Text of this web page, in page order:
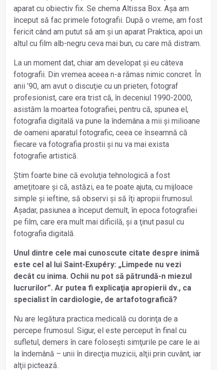
aparat cu obiectiv fix. Se chema Altissa Box. Așa am
început să fac primele fotografii. După o vreme, am fost
fericit când am putut să am și un aparat Praktica, apoi un
altul cu film alb-negru ceva mai bun, cu care mă distram.
La un moment dat, chiar am developat și eu câteva
fotografii. Din vremea aceea n-a rămas nimic concret. În
anii ’90, am avut o discuţie cu un prieten, fotograf
profesionist, care era trist că, în deceniul 1990-2000,
asistăm la moartea fotografiei, pentru că, spunea el,
fotografia digitală va pune la îndemâna a mii și milioane
de oameni aparatul fotografic, ceea ce înseamnă că
fiecare va fotografia prostii și nu va mai exista
fotografie artistică.
Știm foarte bine că evoluţia tehnologică a fost
ameţitoare și că, astăzi, ea te poate ajuta, cu mijloace
simple și ieftine, să observi și să îţi apropii frumosul.
Așadar, pasiunea a început demult, în epoca fotografiei
pe film, care era mult mai dificilă, și a ţinut pasul cu
fotografia digitală.
Unul dintre cele mai cunoscute citate despre inimă
este cel al lui Saint-Exupéry: „Limpede nu vezi
decât cu inima. Ochii nu pot să pătrundă-n miezul
lucrurilor”. Ar putea fi explicaţia apropierii dv., ca
specialist în cardiologie, de artafotografică?
Nu are legătura practica medicală cu dorinţa de a
percepe frumosul. Sigur, el este perceput în final cu
sufletul, demers în care folosești simţurile pe care le ai
la îndemână – unii în direcţia muzicii, alţii prin cuvânt, iar
alţii pictează.